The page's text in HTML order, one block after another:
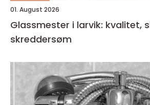
01. August 2026
Glassmester i larvik: kvalitet,
skreddersøm